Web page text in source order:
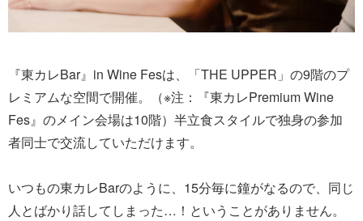
『東カレBar』in Wine Fesは、「THE UPPER」の9階のプ
レミアムな空間で開催。（※注：『東カレPremium Wine
Fes』のメイン会場は10階）半立食スタイルで独身の参加
者同士で交流していただけます。
いつもの東カレBarのように、15分毎に鐘がなるので、同じ
人とばかり話してしまった…！ということがありません。